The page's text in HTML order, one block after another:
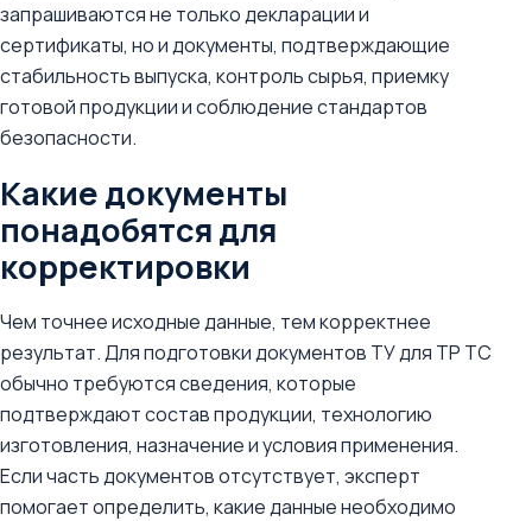
запрашиваются не только декларации и
сертификаты, но и документы, подтверждающие
стабильность выпуска, контроль сырья, приемку
готовой продукции и соблюдение стандартов
безопасности.
Какие документы
понадобятся для
корректировки
Чем точнее исходные данные, тем корректнее
результат. Для подготовки документов ТУ для ТР ТС
обычно требуются сведения, которые
подтверждают состав продукции, технологию
изготовления, назначение и условия применения.
Если часть документов отсутствует, эксперт
помогает определить, какие данные необходимо